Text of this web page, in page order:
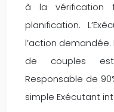
à la vérification
planification.
l’action
de couples
Responsable de
simple Exécutant